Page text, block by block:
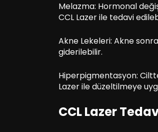
Melazma: Hormonal
CCL Lazer ile tedavi
Akne Lekeleri: Akne
giderilebilir.
Hiperpigmentasyon:
Lazer ile düzeltilmeye
CCL Lazer